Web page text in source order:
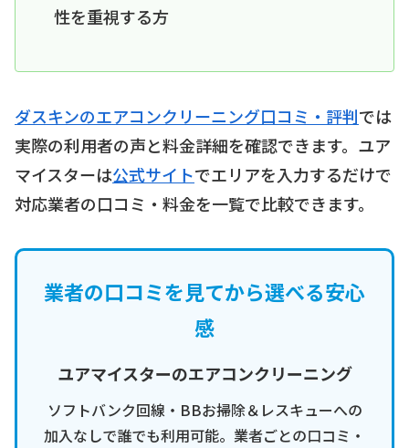
性を重視する方
ダスキンのエアコンクリーニング口コミ・評判では
実際の利用者の声と料金詳細を確認できます。ユア
マイスターは公式サイトでエリアを入力するだけで
対応業者の口コミ・料金を一覧で比較できます。
業者の口コミを見てから選べる安心
感
ユアマイスターのエアコンクリーニング
ソフトバンク回線・BBお掃除＆レスキューへの
加入なしで誰でも利用可能。業者ごとの口コミ・